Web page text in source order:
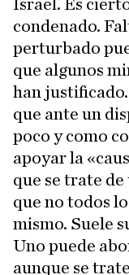
Israel. Es
condenado.
perturbado
que algunos
han
que ante un
poco y como
apoyar la
que se trate
que no todos
mismo. Suele
Uno puede
aunque se